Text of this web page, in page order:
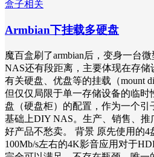
盒子相关
Armbian下挂载多硬盘
魔百盒刷了armbian后，变身一台
NAS还有段距离，主要体现在存储
有关硬盘、优盘等的挂载（mount
但仅仅局限于单一存储设备的临时
盘（硬盘柜）的配置，作为一个
基础上DIY NAS。生产、销售、推
好产品不愁卖。 背景 原先使用的4
100Mb/s左右的4K影音应用对于